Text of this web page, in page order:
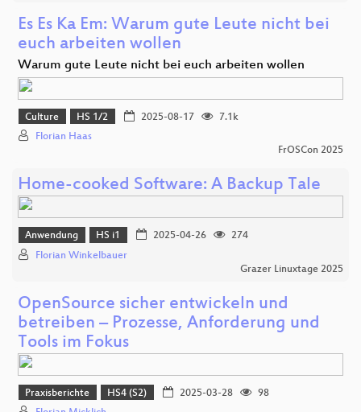
Es Es Ka Em: Warum gute Leute nicht bei
euch arbeiten wollen
Warum gute Leute nicht bei euch arbeiten wollen
Culture HS 1/2 2025-08-17
7.1k
Florian Haas
FrOSCon 2025
Home-cooked Software: A Backup Tale
Anwendung HS i1 2025-04-26
274
Florian Winkelbauer
Grazer Linuxtage 2025
OpenSource sicher entwickeln und
betreiben – Prozesse, Anforderung und
Tools im Fokus
Praxisberichte HS4 (S2) 2025-03-28
98